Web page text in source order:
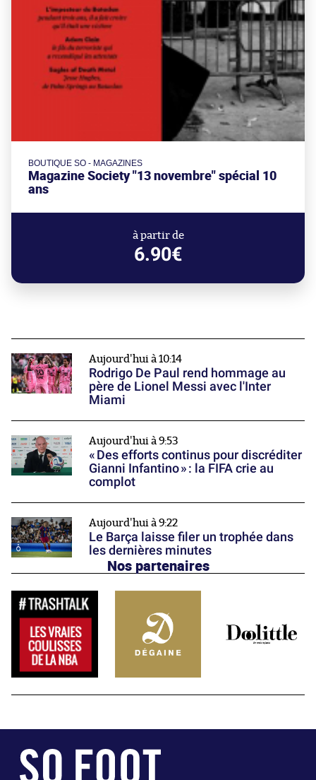
BOUTIQUE SO - MAGAZINES
Magazine Society "13 novembre" spécial 10
ans
à partir de
6.90€
Aujourd'hui à 10:14
Rodrigo De Paul rend hommage au
père de Lionel Messi avec l'Inter
Miami
Aujourd'hui à 9:53
« Des efforts continus pour discréditer
Gianni Infantino » : la FIFA crie au
complot
Aujourd'hui à 9:22
Le Barça laisse filer un trophée dans
les dernières minutes
Nos partenaires